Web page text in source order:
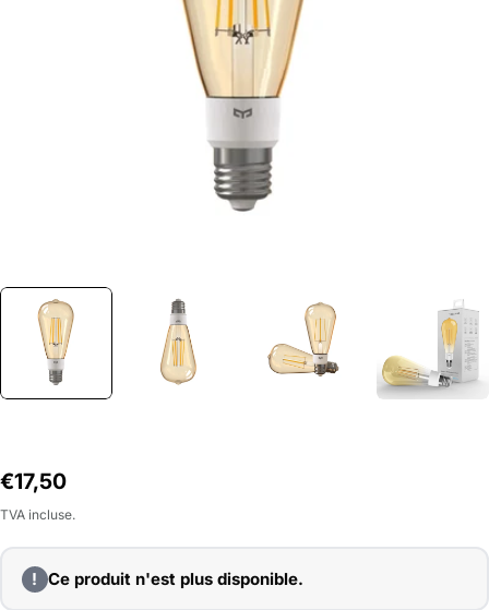
le média 0 dans une fenêtre
Plus jamais disponible
Prix
habituel
€17,50
TVA incluse.
! Ce produit n'est plus disponible.